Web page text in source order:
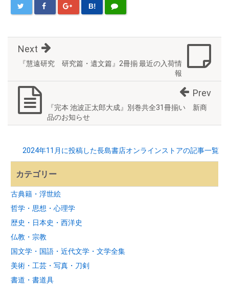
B!
『慧遠研究 研究篇・遺文篇』2冊揃 最近の入荷情
報
Next
『完本 池波正太郎大成』別巻共全31冊揃い 新商
品のお知らせ
Prev
2024年11月に投稿した長島書店オンラインストアの記事一覧
カテゴリー
古典籍・浮世絵
哲学・思想・心理学
歴史・日本史・西洋史
仏教・宗教
国文学・国語・近代文学・文学全集
美術・工芸・写真・刀剣
書道・書道具